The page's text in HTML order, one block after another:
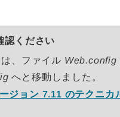
認ください
、ファイル Web.config
へと移動しました。
ジョン 7.11 のテクニカ